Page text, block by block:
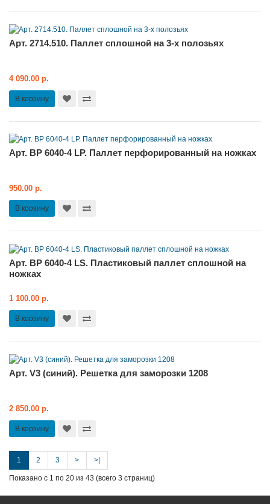
Арт. 2714.510. Паллет сплошной на 3-х полозьях
4 090.00 р.
В корзину
Арт. BP 6040-4 LP. Паллет перфорированный на ножках
950.00 р.
В корзину
Арт. BP 6040-4 LS. Пластиковый паллет сплошной на
ножках
1 100.00 р.
В корзину
Арт. V3 (синий). Решетка для заморозки 1208
2 850.00 р.
В корзину
1 2 3 > >|
Показано с 1 по 20 из 43 (всего 3 страниц)